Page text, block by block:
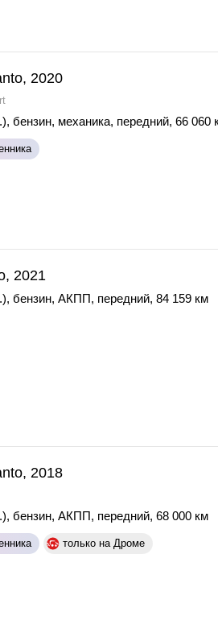
2020
, бензин, механика, передний, 66 060
2021
, бензин, АКПП, передний, 84 159 км
2018
, бензин, АКПП, передний, 68 000 км
только на Дроме